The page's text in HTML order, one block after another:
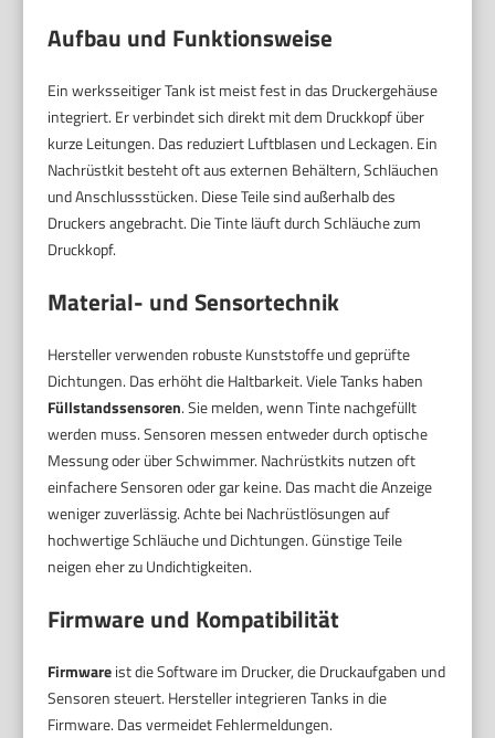
Aufbau und Funktionsweise
Ein werksseitiger Tank ist meist fest in das Druckergehäuse
integriert. Er verbindet sich direkt mit dem Druckkopf über
kurze Leitungen. Das reduziert Luftblasen und Leckagen. Ein
Nachrüstkit besteht oft aus externen Behältern, Schläuchen
und Anschlussstücken. Diese Teile sind außerhalb des
Druckers angebracht. Die Tinte läuft durch Schläuche zum
Druckkopf.
Material- und Sensortechnik
Hersteller verwenden robuste Kunststoffe und geprüfte
Dichtungen. Das erhöht die Haltbarkeit. Viele Tanks haben
Füllstandssensoren. Sie melden, wenn Tinte nachgefüllt
werden muss. Sensoren messen entweder durch optische
Messung oder über Schwimmer. Nachrüstkits nutzen oft
einfachere Sensoren oder gar keine. Das macht die Anzeige
weniger zuverlässig. Achte bei Nachrüstlösungen auf
hochwertige Schläuche und Dichtungen. Günstige Teile
neigen eher zu Undichtigkeiten.
Firmware und Kompatibilität
Firmwareist die Software im Drucker, die Druckaufgaben und
Sensoren steuert. Hersteller integrieren Tanks in die
Firmware. Das vermeidet Fehlermeldungen.